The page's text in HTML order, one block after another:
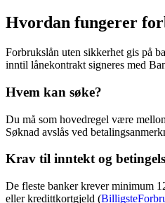
Hvordan fungerer
Forbrukslån uten sikkerhet gis på
inntil lånekontrakt signeres med
Hvem kan søke?
Du må som hovedregel være
Søknad avslås ved
Krav til inntekt og
De fleste banker krever minimum
eller kredittkortgjeld (